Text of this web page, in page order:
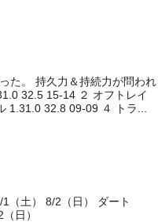
た。 持久力＆持続力が問われ
32.5 15-14 ２ オフトレイ
1.31.0 32.8 09-09 ４ トラ...
（土） 8/2（日） ダート
日）